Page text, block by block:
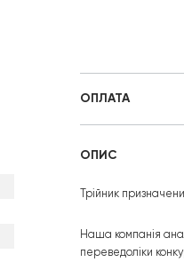
ОПЛАТА
ОПИС
Трійник
Наша компанія
переведоліки